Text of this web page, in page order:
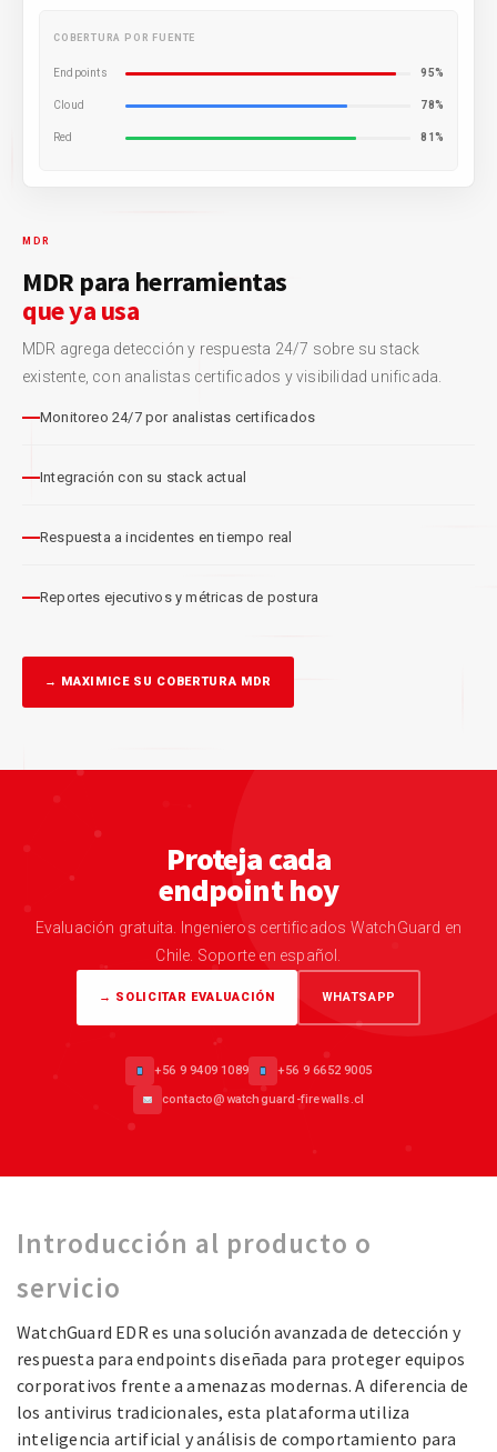
COBERTURA POR FUENTE
Endpoints 95%
Cloud 78%
Red 81%
MDR
MDR para herramientas
que ya usa
MDR agrega detección y respuesta 24/7 sobre su stack
existente, con analistas certificados y visibilidad unificada.
Monitoreo 24/7 por analistas certificados
Integración con su stack actual
Respuesta a incidentes en tiempo real
Reportes ejecutivos y métricas de postura
→ MAXIMICE SU COBERTURA MDR
Proteja cada
endpoint hoy
Evaluación gratuita. Ingenieros certificados WatchGuard en
Chile. Soporte en español.
→ SOLICITAR EVALUACIÓN WHATSAPP
+56 9 9409 1089
+56 9 6652 9005
contacto@watchguard-firewalls.cl
Introducción al producto o
servicio
WatchGuard EDR es una solución avanzada de detección y
respuesta para endpoints diseñada para proteger equipos
corporativos frente a amenazas modernas. A diferencia de
los antivirus tradicionales, esta plataforma utiliza
inteligencia artificial y análisis de comportamiento para